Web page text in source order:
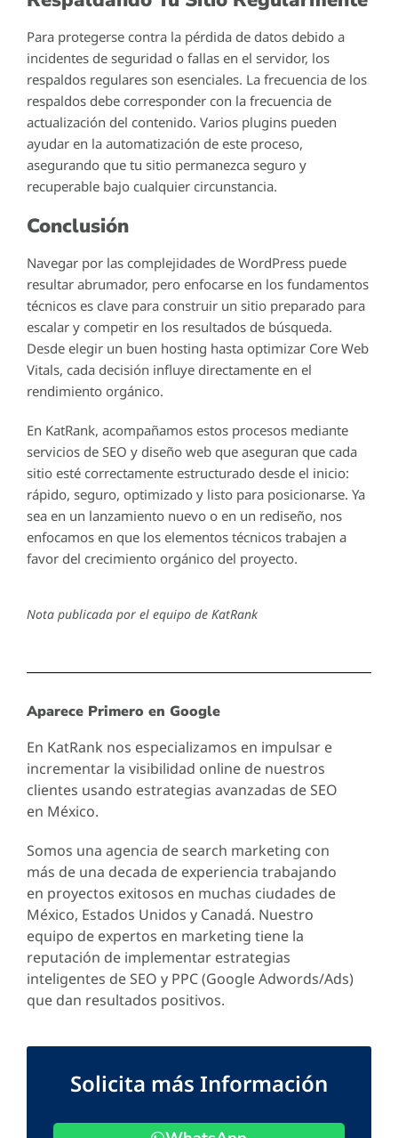
Para protegerse contra la pérdida de datos debido a
incidentes de seguridad o fallas en el servidor, los
respaldos regulares son esenciales. La frecuencia de los
respaldos debe corresponder con la frecuencia de
actualización del contenido. Varios plugins pueden
ayudar en la automatización de este proceso,
asegurando que tu sitio permanezca seguro y
recuperable bajo cualquier circunstancia.
Conclusión
Navegar por las complejidades de WordPress puede
resultar abrumador, pero enfocarse en los fundamentos
técnicos es clave para construir un sitio preparado para
escalar y competir en los resultados de búsqueda.
Desde elegir un buen hosting hasta optimizar Core Web
Vitals, cada decisión influye directamente en el
rendimiento orgánico.
En KatRank, acompañamos estos procesos mediante
servicios de SEO y diseño web que aseguran que cada
sitio esté correctamente estructurado desde el inicio:
rápido, seguro, optimizado y listo para posicionarse. Ya
sea en un lanzamiento nuevo o en un rediseño, nos
enfocamos en que los elementos técnicos trabajen a
favor del crecimiento orgánico del proyecto.
Nota publicada por el equipo de KatRank
Aparece Primero en Google
En KatRank nos especializamos en impulsar e
incrementar la visibilidad online de nuestros
clientes usando estrategias avanzadas de SEO
en México.
Somos una agencia de search marketing con
más de una decada de experiencia trabajando
en proyectos exitosos en muchas ciudades de
México, Estados Unidos y Canadá. Nuestro
equipo de expertos en marketing tiene la
reputación de implementar estrategias
inteligentes de SEO y PPC (Google Adwords/Ads)
que dan resultados positivos.
Solicita más Información